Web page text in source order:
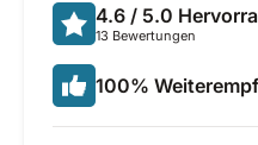
4.6 / 5.0
13 Bewertungen
100%